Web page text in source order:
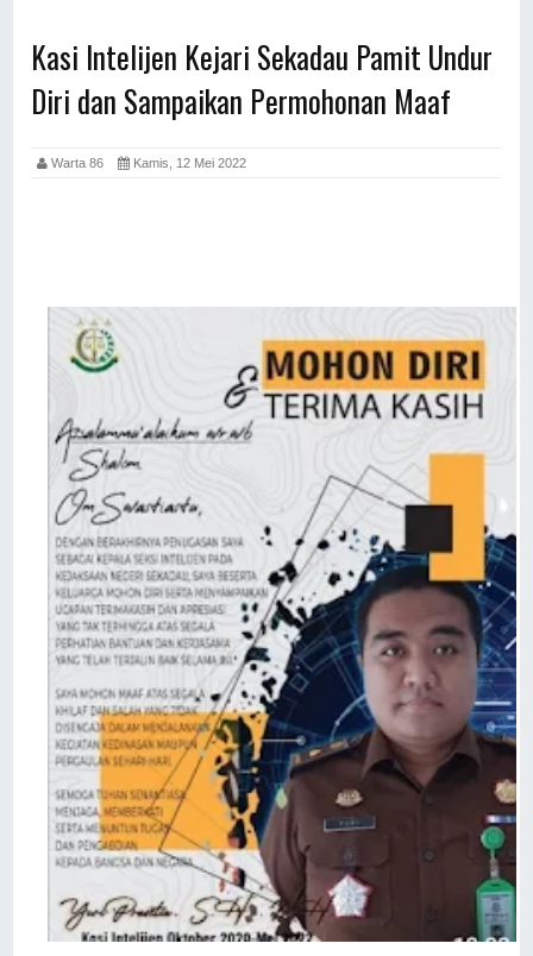
Kasi Intelijen Kejari Sekadau Pamit Undur
Diri dan Sampaikan Permohonan Maaf
Warta 86 Kamis, 12 Mei 2022